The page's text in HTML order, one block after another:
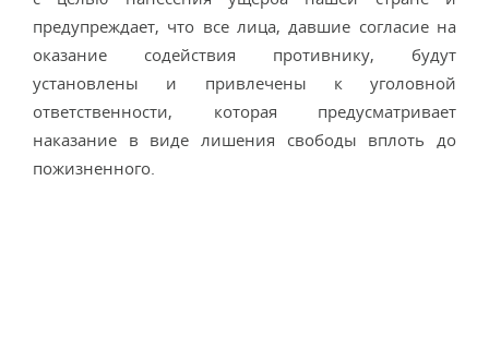
предупреждает, что все лица, давшие согласие на
оказание содействия противнику, будут
установлены и привлечены к уголовной
ответственности, которая предусматривает
наказание в виде лишения свободы вплоть до
пожизненного.